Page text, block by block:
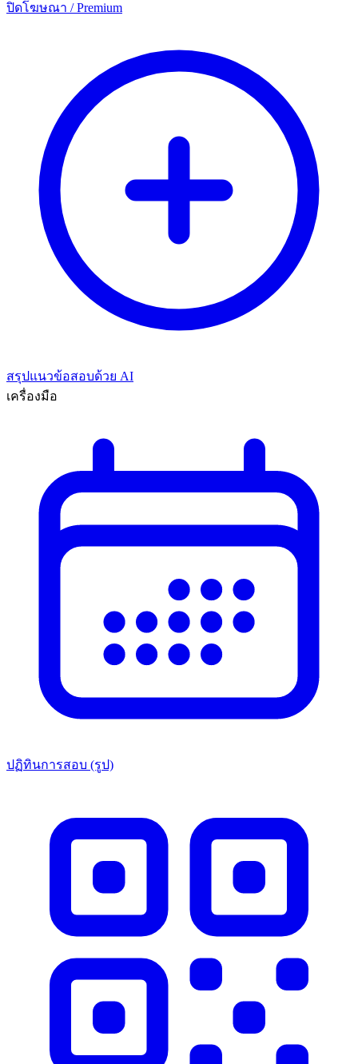
ปิดโฆษณา / Premium
สรุปแนวข้อสอบด้วย AI
เครื่องมือ
ปฏิทินการสอบ (รูป)